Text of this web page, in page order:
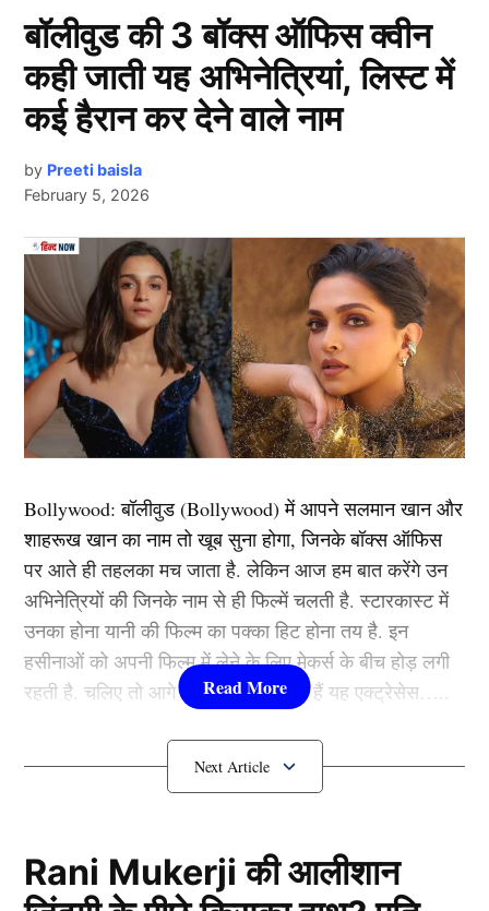
इंग्लैंड में Yuzvendra Chahal का तूफान
Yuzvendra Chahal
दरअसल भारतीय स्टार लेग स्पिनरयुजवेंद्र चहल (Yuzvendra
Chahal) इन दिनों इंग्लैंड में है। उन्होंने हाल ही में इंग्लैंड की
सरज़मीं पर काउंटी क्रिकेट में तहलका मचा दिया है। इंग्लैंड में
खेले जा रहे काउंटी चैंपियनशिप मुकाबले में नॉर्थैम्पटनशायर की
विकेट झटक कर विरोधियों की नींद उड़ा दी। चहल का यह
प्रदर्शन न केवल इस सीज़न का उनका सर्वश्रेष्ठ है, बल्कि उनके
काउंटी करियर का भी सबसे यादगार प्रदर्शन बन गया है।
26.5 | Yuzi gets his third!
Guest departs for a duck after being caught behind.
https://t.co/CU8uwteMyd
— Northamptonshire CCC (@NorthantsCCC)July 29,
2025
Next Article
बॉलीवुड की 3 बॉक्स ऑफिस क्वीन
कही जाती यह अभिनेत्रियां, लिस्ट में
कई हैरान कर देने वाले नाम
by Preeti baisla
February 5, 2026
Bollywood:बॉलीवुड (Bollywood)में आपने सलमान खान और
शाहरूख खान का नाम तो खूब सुना होगा, जिनके बॉक्स ऑफिस
पर आते ही तहलका मच जाता है. लेकिन आज हम बात करेंगे उन
अभिनेत्रियों की जिनके नाम से ही फिल्में चलती है. स्टारकास्ट में
उनका होना यानी की फिल्म का पक्का हिट होना तय है. इन
हसीनाओं को अपनी फिल्म में लेने के लिए मेकर्स के बीच होड़ लगी
रहती है. चलिए तो आगे जानते हैं कौन-कौन हैं यह एक्ट्रेसेस…..
कौन हैंBollywood की यह हसीनाएं?
Padukone)
Rani Mukerji की आलीशान